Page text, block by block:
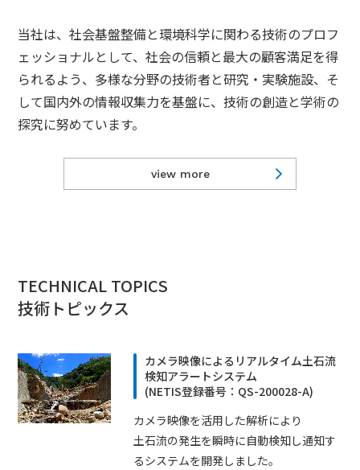
当社は、社会基盤整備と環境科学に関わる技術のプロフ
ェッショナルとして、社会の信頼と最大の顧客満足を得
られるよう、多様な分野の技術者と研究・実験施設、そ
して国内外の情報収集力を基盤に、技術の創造と学術の
探究に努めています。
view more
TECHNICAL TOPICS
技術トピックス
カメラ映像によるリアルタイム土石流
検知アラートシステム
(NETIS登録番号：QS-200028-A)
カメラ映像を活用した解析により
土石流の発生を瞬時に自動検知し通知す
るシステムを開発しました。